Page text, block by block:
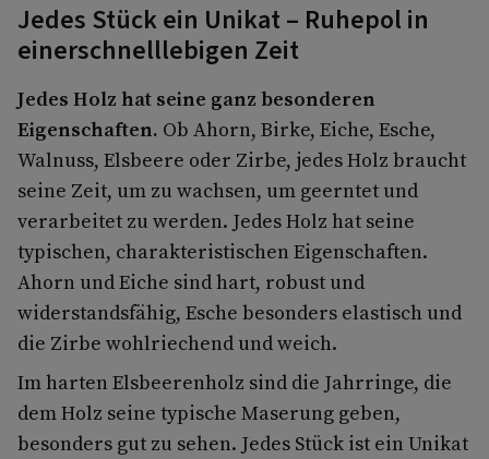
Jedes Stück ein Unikat – Ruhepol in
einerschnelllebigen Zeit
Jedes Holz hat seine ganz besonderen
Eigenschaften. Ob Ahorn, Birke, Eiche, Esche,
Walnuss, Elsbeere oder Zirbe, jedes Holz braucht
seine Zeit, um zu wachsen, um geerntet und
verarbeitet zu werden. Jedes Holz hat seine
typischen, charakteristischen Eigenschaften.
Ahorn und Eiche sind hart, robust und
widerstandsfähig, Esche besonders elastisch und
die Zirbe wohlriechend und weich.
Im harten Elsbeerenholz sind die Jahrringe, die
dem Holz seine typische Maserung geben,
besonders gut zu sehen. Jedes Stück ist ein Unikat